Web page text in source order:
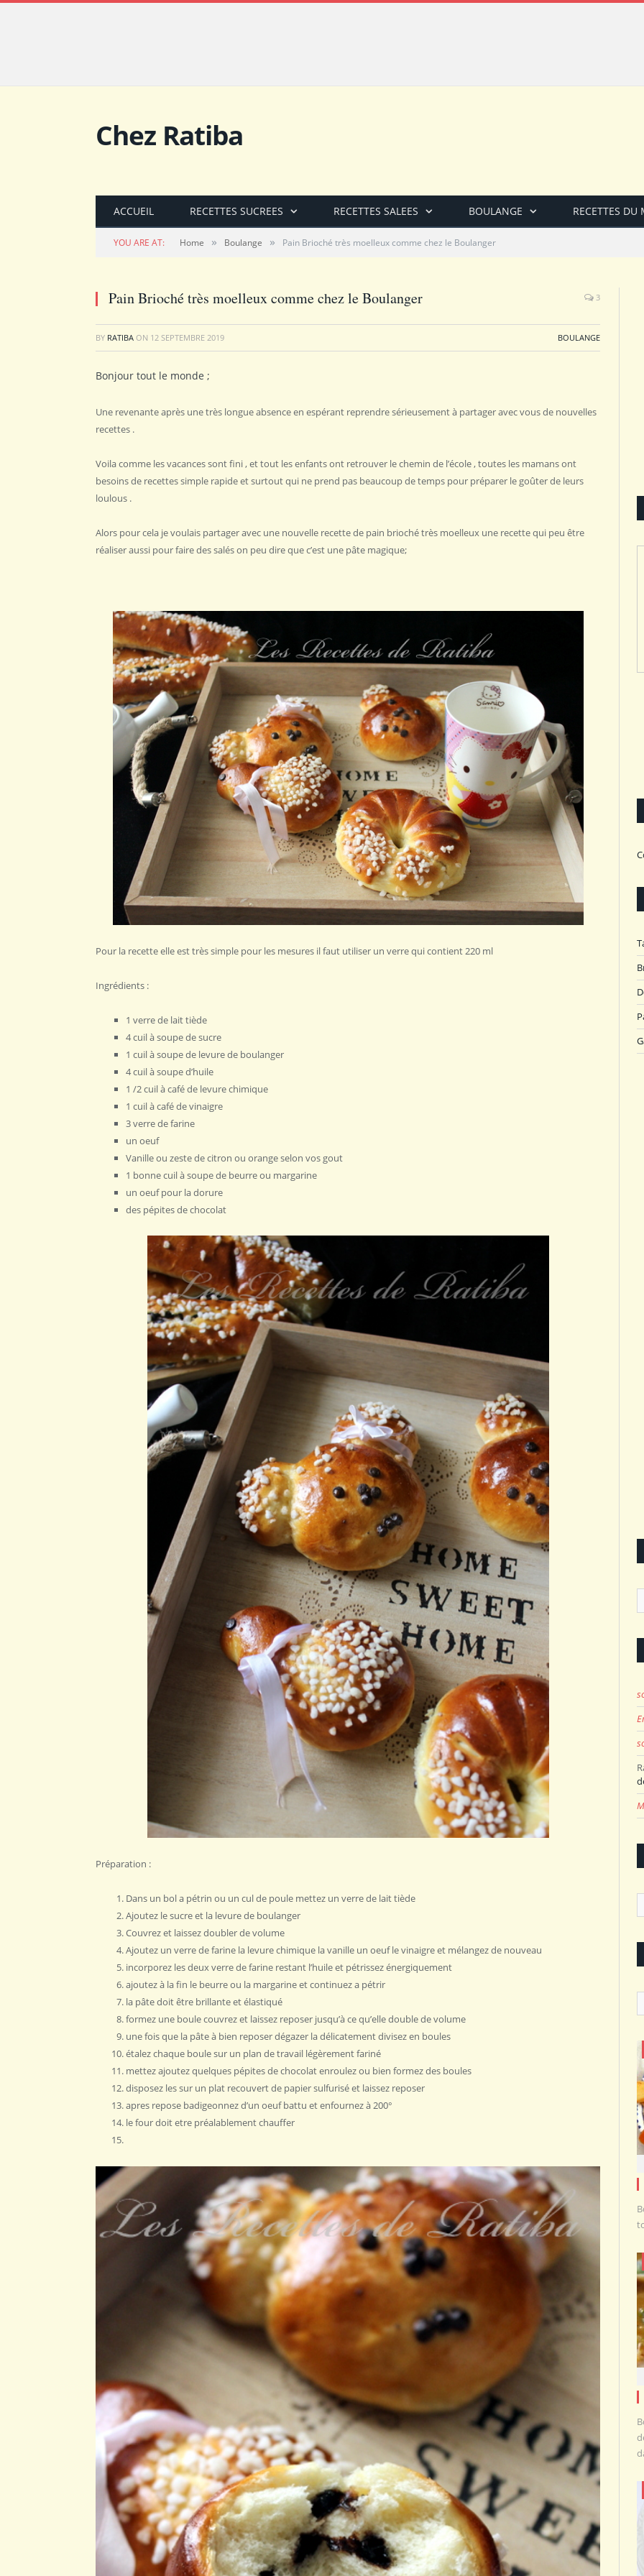
Chez Ratiba
ACCUEIL RECETTES SUCREES RECETTES SALEES BOULANGE RECETTES DU
YOU ARE AT: Home » Boulange » Pain Brioché très moelleux comme chez le Boulanger
Pain Brioché très moelleux comme chez le Boulanger 3
BY RATIBA ON 12 SEPTEMBRE 2019 BOULANGE
Bonjour tout le monde ;
Une revenante après une très longue absence en espérant reprendre sérieusement à partager avec vous de nouvelles
recettes .
Voila comme les vacances sont fini , et tout les enfants ont retrouver le chemin de l’école , toutes les mamans ont
besoins de recettes simple rapide et surtout qui ne prend pas beaucoup de temps pour préparer le goûter de leurs
loulous .
Alors pour cela je voulais partager avec une nouvelle recette de pain brioché très moelleux une recette qui peu être
réaliser aussi pour faire des salés on peu dire que c’est une pâte magique;
Pour la recette elle est très simple pour les mesures il faut utiliser un verre qui contient 220 ml
Ingrédients :
1 verre de lait tiède
4 cuil à soupe de sucre
1 cuil à soupe de levure de boulanger
4 cuil à soupe d’huile
1 /2 cuil à café de levure chimique
1 cuil à café de vinaigre
3 verre de farine
un oeuf
Vanille ou zeste de citron ou orange selon vos gout
1 bonne cuil à soupe de beurre ou margarine
un oeuf pour la dorure
des pépites de chocolat
Préparation :
Dans un bol a pétrin ou un cul de poule mettez un verre de lait tiède
Ajoutez le sucre et la levure de boulanger
Couvrez et laissez doubler de volume
Ajoutez un verre de farine la levure chimique la vanille un oeuf le vinaigre et mélangez de nouveau
incorporez les deux verre de farine restant l’huile et pétrissez énergiquement
ajoutez à la fin le beurre ou la margarine et continuez a pétrir
la pâte doit être brillante et élastiqué
formez une boule couvrez et laissez reposer jusqu’à ce qu’elle double de volume
une fois que la pâte à bien reposer dégazer la délicatement divisez en boules
étalez chaque boule sur un plan de travail légèrement fariné
mettez ajoutez quelques pépites de chocolat enroulez ou bien formez des boules
disposez les sur un plat recouvert de papier sulfurisé et laissez reposer
apres repose badigeonnez d’un oeuf battu et enfournez à 200°
le four doit etre préalablement chauffer